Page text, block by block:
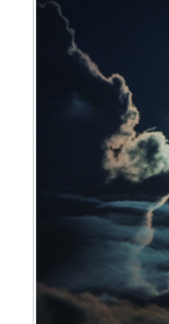
NEW
ARRIVALS
BESTSELLERS
UPCOMINGS
REQUEST
CATALOGUE
HOW